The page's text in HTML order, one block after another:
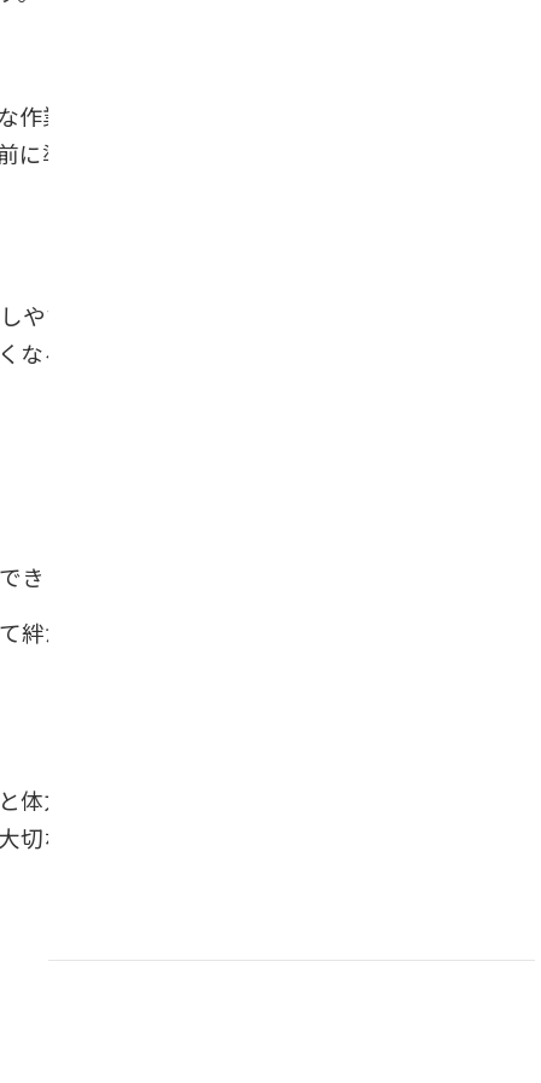
業が伴います。高齢になってから
準備すれば、専門家に委任する場
すくなります。反対に、承継者が
る傾向があります。
きます。
絆が深まります。
力があるうちに、新しい供養の形
な家族への「最後の贈り物」とな